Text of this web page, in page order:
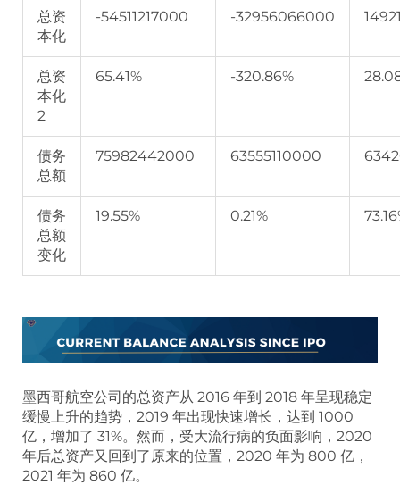
总资
本化
-54511217000 -32956066000
总资
本化
2
65.41% -320.86%
债务
总额
75982442000 63555110000
债务
总额
变化
19.55% 0.21%
墨西哥航空公司的总资产从 2016 年到 2018 年呈现稳定
缓慢上升的趋势，2019 年出现快速增长，达到 1000
亿，增加了 31%。然而，受大流行病的负面影响，2020
年后总资产又回到了原来的位置，2020 年为 800 亿，
2021 年为 860 亿。